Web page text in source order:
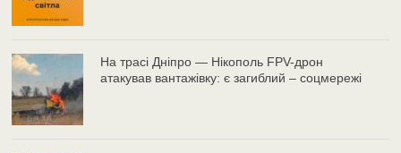
На трасі Дніпро — Нікополь FPV-дрон
атакував вантажівку: є загиблий – соцмережі